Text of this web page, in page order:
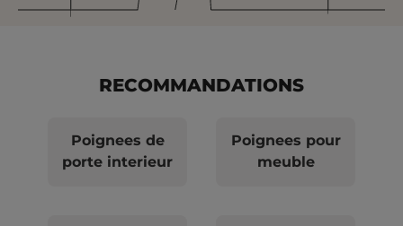
RECOMMANDATIONS
Poignees de
porte interieur
Poignees pour
meuble